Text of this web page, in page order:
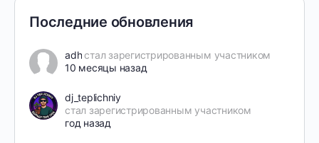
Последние обновления
adhстал зарегистрированным участником
10 месяцы назад
dj_teplichniy
стал зарегистрированным участником
год назад